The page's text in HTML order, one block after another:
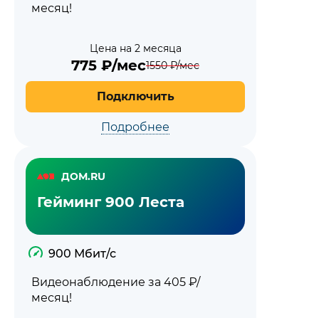
месяц!
Цена на 2 месяца
775 ₽/мес1550₽/мес
Подключить
Подробнее
ДОМ.RU
Гейминг 900 Леста
900 Мбит/с
Видеонаблюдение за 405 ₽/
месяц!